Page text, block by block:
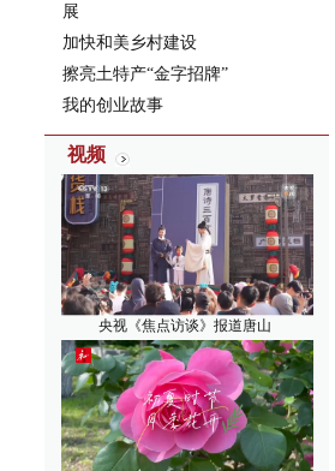
展
加快和美乡村建设
擦亮土特产“金字招牌”
我的创业故事
视频
央视《焦点访谈》报道唐山